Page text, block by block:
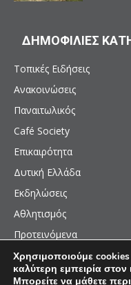
ΔΗΜΟΦΙΛΙΕΣ
Τοπικές Ειδήσεις
Ανακοινώσεις
Παναιτωλικός
Café Society
Επικαιρότητα
Δυτική Ελλάδα
Εκδηλώσεις
Αθλητισμός
Προτεινόμενα
Χρησιμοποιούμε
καλύτερη εμπειρία
Μπορείτε να μάθετε